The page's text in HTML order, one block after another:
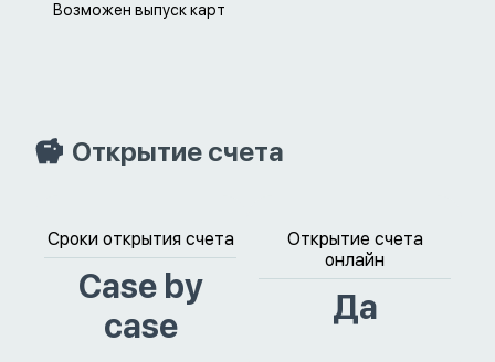
Возможен выпуск карт
Открытие счета
Сроки открытия счета
Case by
case
Открытие счета
онлайн
Да